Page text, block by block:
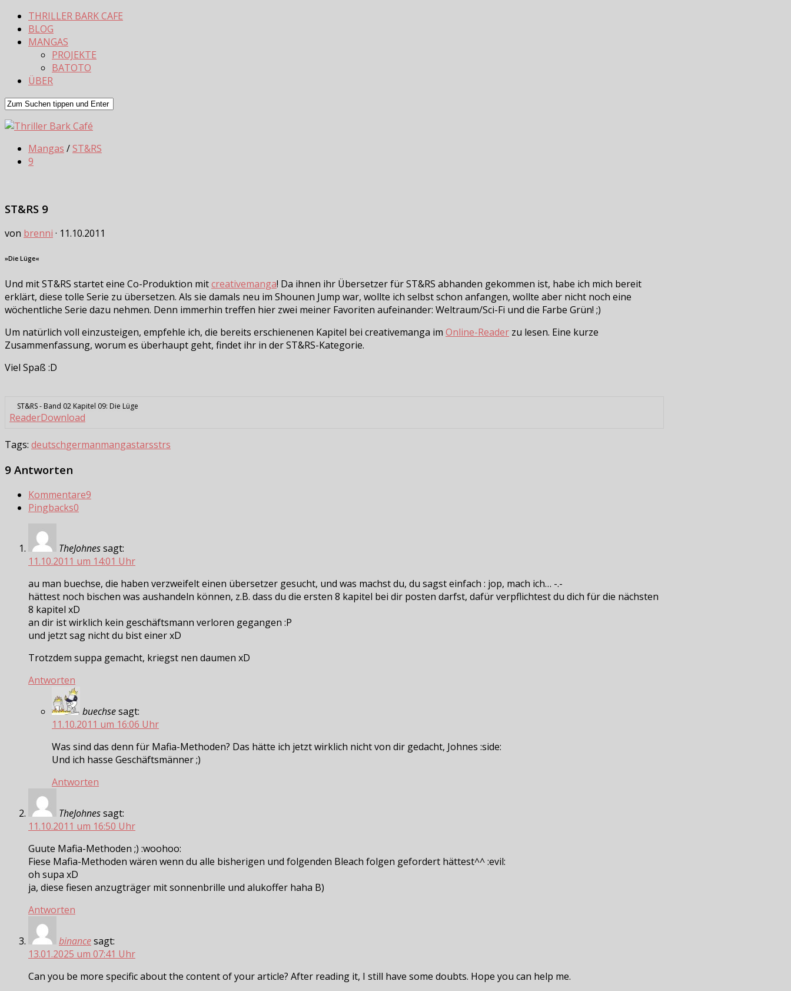
THRILLER BARK CAFE
BLOG
MANGAS
PROJEKTE
BATOTO
ÜBER
Mangas /ST&RS
9
ST&RS 9
von brenni · 11.10.2011
»Die Lüge«
Und mit ST&RS startet eine Co-Produktion mitcreativemanga! Da ihnen ihr Übersetzer für ST&RS abhanden gekommen ist, habe ich mich bereit
erklärt, diese tolle Serie zu übersetzen. Als sie damals neu im Shounen Jump war, wollte ich selbst schon anfangen, wollte aber nicht noch eine
wöchentliche Serie dazu nehmen. Denn immerhin treffen hier zwei meiner Favoriten aufeinander: Weltraum/Sci-Fi und die Farbe Grün! ;)
Um natürlich voll einzusteigen, empfehle ich, die bereits erschienenen Kapitel bei creativemanga im Online-Reader zu lesen. Eine kurze
Zusammenfassung, worum es überhaupt geht, findet ihr in der ST&RS-Kategorie.
Viel Spaß :D
ST&RS - Band 02 Kapitel 09: Die Lüge
ReaderDownload
Tags: deutschgermanmangastarsstrs
9 Antworten
Kommentare9
Pingbacks0
TheJohnessagt:
11.10.2011 um 14:01 Uhr
au man buechse, die haben verzweifelt einen übersetzer gesucht, und was machst du, du sagst einfach : jop, mach ich… -.-
hättest noch bischen was aushandeln können, z.B. dass du die ersten 8 kapitel bei dir posten darfst, dafür verpflichtest du dich für die nächsten
8 kapitel xD
an dir ist wirklich kein geschäftsmann verloren gegangen :P
und jetzt sag nicht du bist einer xD
Trotzdem suppa gemacht, kriegst nen daumen xD
Antworten
buechsesagt:
11.10.2011 um 16:06 Uhr
Was sind das denn für Mafia-Methoden? Das hätte ich jetzt wirklich nicht von dir gedacht, Johnes :side:
Und ich hasse Geschäftsmänner ;)
Antworten
TheJohnessagt:
11.10.2011 um 16:50 Uhr
Guute Mafia-Methoden ;) :woohoo:
Fiese Mafia-Methoden wären wenn du alle bisherigen und folgenden Bleach folgen gefordert hättest^^ :evil:
oh supa xD
ja, diese fiesen anzugträger mit sonnenbrille und alukoffer haha B)
Antworten
binancesagt:
13.01.2025 um 07:41 Uhr
Can you be more specific about the content of your article? After reading it, I still have some doubts. Hope you can help me.